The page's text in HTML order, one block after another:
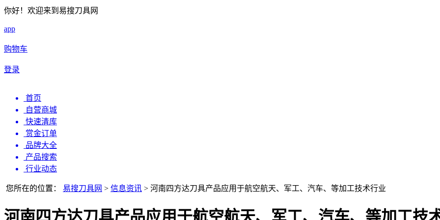
你好！欢迎来到易搜刀具网
app
购物车
登录
首页
自营商城
快速清库
赏金订单
品牌大全
产品搜索
行业动态
您所在的位置： 易搜刀具网 > 信息资讯 > 河南四方达刀具产品应用于航空航天、军工、汽车、等加工技术行业